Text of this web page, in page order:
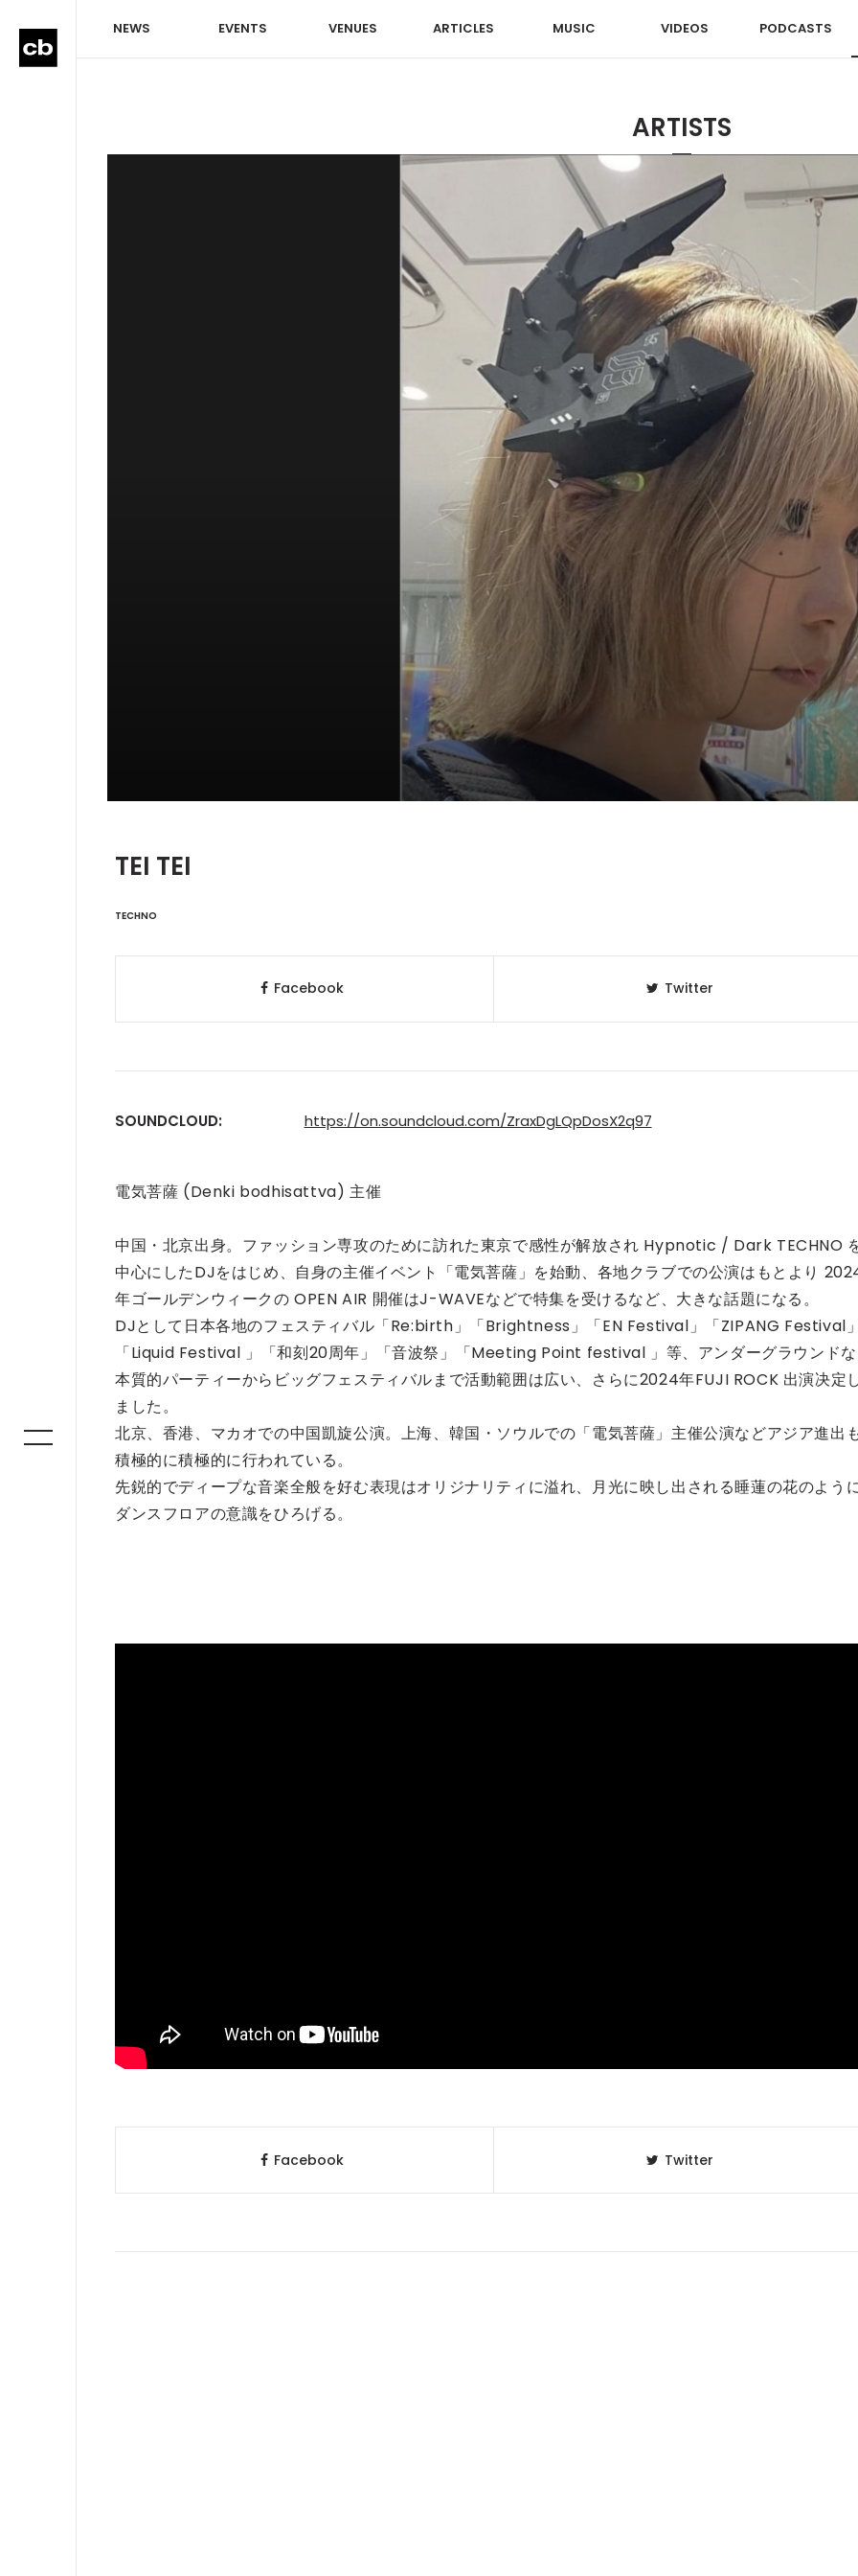
NEWS EVENTS VENUES ARTICLES MUSIC VIDEOS PODCASTS
ARTISTS
TEI TEI
TECHNO
Facebook Twitter
SOUNDCLOUD: https://on.soundcloud.com/ZraxDgLQpDosX2q97
電気菩薩 (Denki bodhisattva) 主催
中国・北京出身。ファッション専攻のために訪れた東京で感性が解放され Hypnotic / Dark TECHNO
中心にしたDJをはじめ、自身の主催イベント「電気菩薩」を始動、各地クラブでの公演はもとより
年ゴールデンウィークの OPEN AIR 開催はJ-WAVEなどで特集を受けるなど、大きな話題になる。
DJとして日本各地のフェスティバル「Re:birth」「Brightness」「EN Festival」「ZIPANG Festival」
「Liquid Festival 」「和刻20周年」「音波祭」「Meeting Point festival 」等、アンダーグラウンドな
本質的パーティーからビッグフェスティバルまで活動範囲は広い、さらに2024年FUJI ROCK 出演决定
ました。
北京、香港、マカオでの中国凱旋公演。上海、韓国・ソウルでの「電気菩薩」主催公演などアジア進出
積極的に積極的に行われている。
先鋭的でディープな音楽全般を好む表現はオリジナリティに溢れ、月光に映し出される睡蓮の花のよう
ダンスフロアの意識をひろげる。
Facebook Twitter